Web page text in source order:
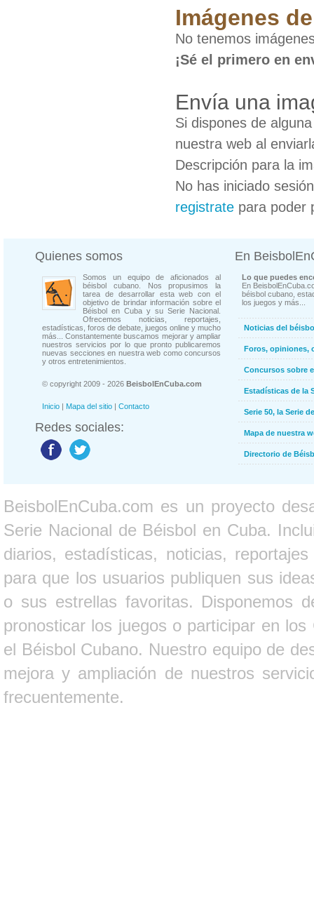
Imágenes
No tenemos
¡Sé el primero en
Envía una
Si dispones de
nuestra web al
Descripción para la
No has iniciado
registrate para poder
Quienes somos
Somos un equipo de aficionados al
béisbol cubano. Nos propusimos la
tarea de desarrollar esta web con el
objetivo de brindar información sobre el
Béisbol en Cuba y su Serie Nacional.
Ofrecemos noticias, reportajes,
estadísticas, foros de debate, juegos online y mucho
más... Constantemente buscamos mejorar y ampliar
nuestros servicios por lo que pronto publicaremos
nuevas secciones en nuestra web como concursos
y otros entretenimientos.
© copyright 2009 - 2026 BeisbolEnCuba.com
Inicio | Mapa del sitio | Contacto
Redes sociales:
En
Lo que puedes
En
béisbol cubano,
los juegos y más...
Noticias del
Foros, opiniones,
Concursos sobre
Estadísticas de la
Serie 50, la Serie
Mapa de nuestra
Directorio de
BeisbolEnCuba.com es un proyecto
Serie Nacional de Béisbol en Cuba.
diarios, estadísticas, noticias,
para que los usuarios publiquen sus
o sus estrellas favoritas. Disponemos
pronosticar los juegos o participar en
el Béisbol Cubano. Nuestro equipo de
mejora y ampliación de nuestros
frecuentemente.